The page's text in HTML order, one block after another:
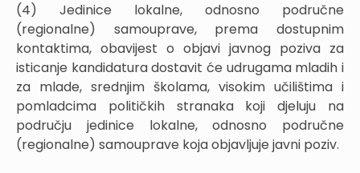
(4) Jedinice lokalne, odnosno područne
(regionalne) samouprave, prema dostupnim
kontaktima, obavijest o objavi javnog poziva za
isticanje kandidatura dostavit će udrugama mladih i
za mlade, srednjim školama, visokim učilištima i
pomladcima političkih stranaka koji djeluju na
području jedinice lokalne, odnosno područne
(regionalne) samouprave koja objavljuje javni poziv.